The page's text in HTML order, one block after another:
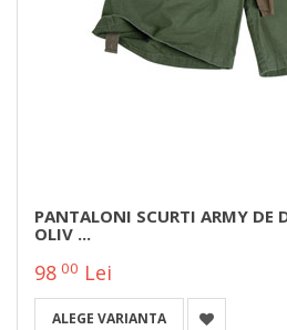
PANTALONI SCURTI ARMY DE
OLIV ...
98 00 Lei
ALEGE VARIANTA